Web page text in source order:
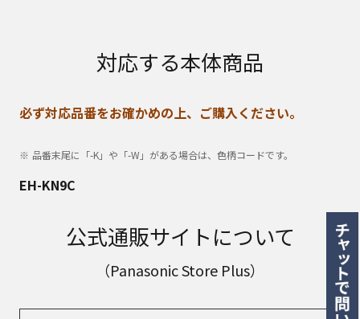
対応する本体商品
必ず対応品番をお確かめの上、ご購入ください。
品番末尾に「-K」や「-W」がある場合は、色柄コードです。
EH-KN9C
公式通販サイトについて
（Panasonic Store Plus）